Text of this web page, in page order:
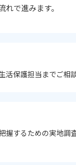
で進みます。
保護担当までご相
握するための実地